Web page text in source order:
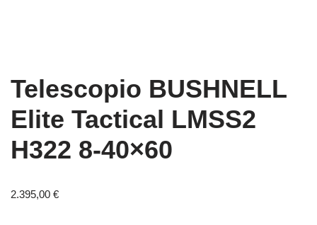
Telescopio BUSHNELL
Elite Tactical LMSS2
H322 8-40×60
2.395,00 €